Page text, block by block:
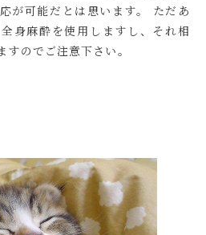
が可能だとは思います。 ただあ
身麻酔を使用しますし、それ相
のでご注意下さい。